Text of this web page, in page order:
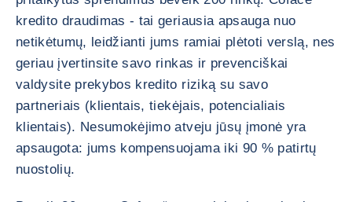
kredito draudimas - tai geriausia apsauga nuo
netikėtumų, leidžianti jums ramiai plėtoti verslą, nes
geriau įvertinsite savo rinkas ir prevenciškai
valdysite prekybos kredito riziką su savo
partneriais (klientais, tiekėjais, potencialiais
klientais). Nesumokėjimo atveju jūsų įmonė yra
apsaugota: jums kompensuojama iki 90 % patirtų
nuostolių.